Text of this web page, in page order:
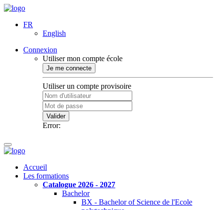
FR
English
Connexion
Utiliser mon compte école
Je me connecte
Utiliser un compte provisoire
Valider
Error:
Accueil
Les formations
Catalogue 2026 - 2027
Bachelor
BX - Bachelor of Science de l'Ecole